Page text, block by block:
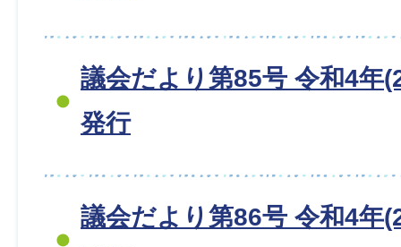
議会だより第85号 令和4年
発行
議会だより第86号 令和4年